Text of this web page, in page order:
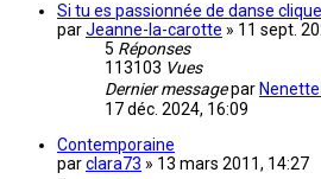
Si tu es passionnée de danse
parJeanne-la-carotte » 11 sept.
5 Réponses
113103 Vues
Dernier messagepar
17 déc. 2024, 16:09
Contemporaine
parclara73 » 13 mars 2011, 14:27